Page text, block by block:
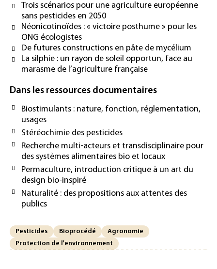
Trois scénarios pour une agriculture européenne
sans pesticides en 2050
Néonicotinoïdes : « victoire posthume » pour les
ONG écologistes
De futures constructions en pâte de mycélium
La silphie : un rayon de soleil opportun, face au
marasme de l’agriculture française
Dans les ressources documentaires
Biostimulants : nature, fonction, réglementation,
usages
Stéréochimie des pesticides
Recherche multi-acteurs et transdisciplinaire pour
des systèmes alimentaires bio et locaux
Permaculture, introduction critique à un art du
design bio-inspiré
Naturalité : des propositions aux attentes des
publics
Pesticides Bioprocédé
Agronomie
Protection de l'environnement